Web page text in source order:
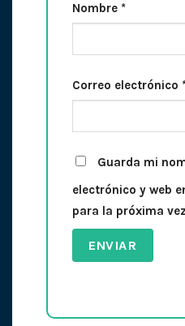
Nombre *
Correo electrónico
Guarda mi
electrónico y web
para la próxima